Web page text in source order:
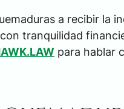
a recibir la
tranquilidad
para hablar